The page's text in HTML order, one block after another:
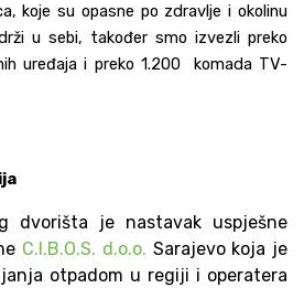
koje su opasne po zdravlje i okolinu
u sebi, također smo izvezli preko
uređaja i preko 1.200 komada TV-
dvorišta je nastavak uspješne
C.I.B.O.S. d.o.o. Sarajevo koja je
otpadom u regiji i operatera